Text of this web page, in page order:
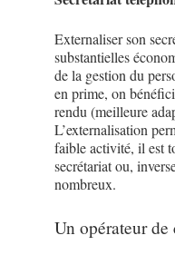
Externaliser son
substantielles
de la gestion du
en prime, on
rendu (meilleure
L’externalisation
faible activité, il est
secrétariat ou,
nombreux.
Un opérateur de